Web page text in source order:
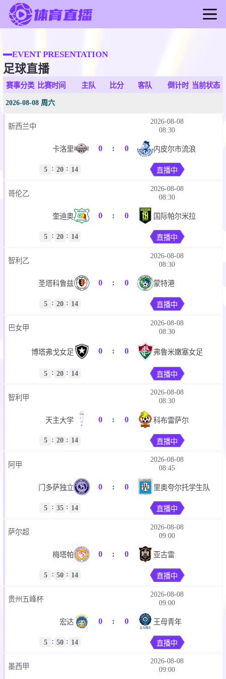
足球直播
篮球直播
足球录像
篮球新闻
EVENT PRESENTATION
足球直播
赛事分类 比赛时间 主队 比分 客队 倒计时 当前状态
2026-08-08 周六
新西兰中
2026-08-08
08:30
卡洛里 0 : 0 内皮尔市流浪
5 : 20 : 13 直播中
哥伦乙
2026-08-08
08:30
奎迪奥 0 : 0 国际帕尔米拉
5 : 20 : 13 直播中
智利乙
2026-08-08
08:30
圣塔科鲁兹 0 : 0 蒙特港
5 : 20 : 13 直播中
巴女甲
2026-08-08
08:30
博塔弗戈女足 0 : 0 弗鲁米嫩塞女足
5 : 20 : 13 直播中
智利甲
2026-08-08
08:30
天主大学 0 : 0 科布雷萨尔
5 : 20 : 13 直播中
阿甲
2026-08-08
08:45
门多萨独立 0 : 0 里奥夸尔托学生队
5 : 35 : 13 直播中
萨尔超
2026-08-08
09:00
梅塔帕 0 : 0 亚古雷
5 : 50 : 13 直播中
贵州五峰杯
2026-08-08
09:00
宏达 0 : 0 王母青年
5 : 50 : 13 直播中
墨西甲
2026-08-08
09:00